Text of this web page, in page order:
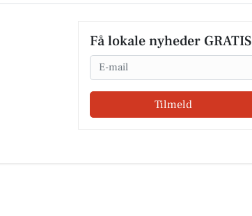
Få lokale nyheder GRATIS
Email
Tilmeld